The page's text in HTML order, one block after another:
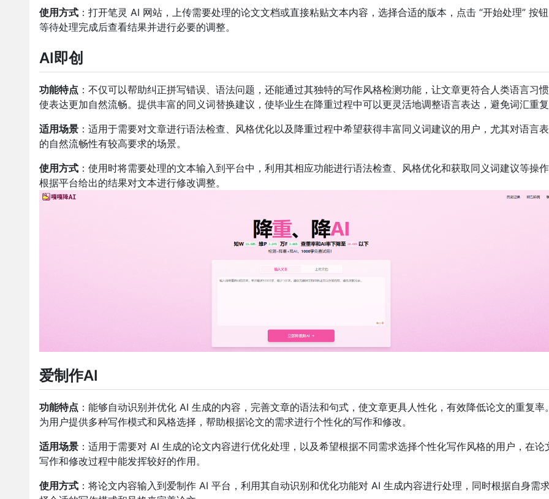
使用方式 ：打开笔灵 AI 网站，上传需要处理的论文文档或直接粘贴文本内容，选择合适的版本，点击 “开始处理” 按钮
等待处理完成后查看结果并进行必要的调整。
AI即创
功能特点 ：不仅可以帮助纠正拼写错误、语法问题，还能通过其独特的写作风格检测功能，让文章更符合人类语言习惯
使表达更加自然流畅。提供丰富的同义词替换建议，使毕业生在降重过程中可以更灵活地调整语言表达，避免词汇重复
适用场景 ：适用于需要对文章进行语法检查、风格优化以及降重过程中希望获得丰富同义词建议的用户，尤其对语言
的自然流畅性有较高要求的场景。
使用方式 ：使用时将需要处理的文本输入到平台中，利用其相应功能进行语法检查、风格优化和获取同义词建议等操作
根据平台给出的结果对文本进行修改调整。
爱制作AI
功能特点 ：能够自动识别并优化 AI 生成的内容，完善文章的语法和句式，使文章更具人性化，有效降低论文的重复率。
为用户提供多种写作模式和风格选择，帮助根据论文的需求进行个性化的写作和修改。
适用场景 ：适用于需要对 AI 生成的论文内容进行优化处理，以及希望根据不同需求选择个性化写作风格的用户，在论
写作和修改过程中能发挥较好的作用。
使用方式 ：将论文内容输入到爱制作 AI 平台，利用其自动识别和优化功能对 AI 生成内容进行处理，同时根据自身需